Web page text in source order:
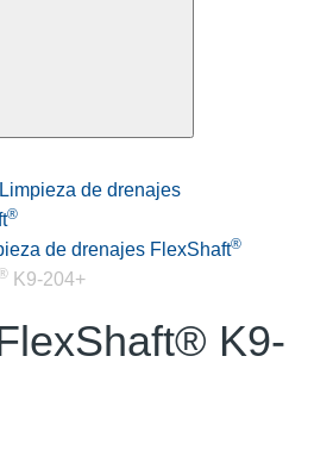
Limpieza de drenajes
®
de drenajes FlexShaft®
K9-204+
K9-